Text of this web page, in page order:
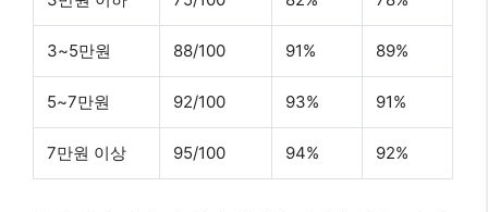
3~5만원 88/100 91% 89%
5~7만원 92/100 93% 91%
7만원 이상 95/100 94% 92%